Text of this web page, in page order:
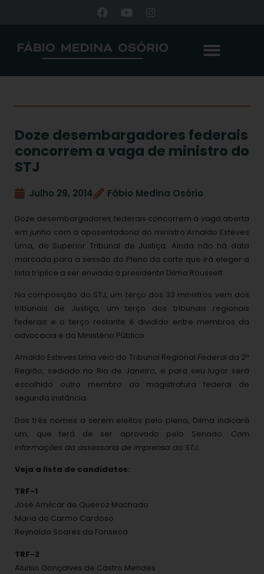
Doze desembargadores federais
concorrem a vaga de ministro do
STJ
Julho 29, 2014 Fábio Medina Osório
Doze desembargadores federais concorrem à vaga aberta
em junho com a aposentadoria do ministro Arnaldo Esteves
Lima, do Superior Tribunal de Justiça. Ainda não há data
marcada para a sessão do Pleno da corte que irá eleger a
lista tríplice a ser enviada à presidente Dilma Rousseff.
Na composição do STJ, um terço dos 33 ministros vem dos
tribunais de Justiça, um terço dos tribunais regionais
federais e o terço restante é dividido entre membros da
advocacia e do Ministério Público.
Arnaldo Esteves Lima veio do Tribunal Regional Federal da 2ª
Região, sediado no Rio de Janeiro, e para seu lugar será
escolhido outro membro da magistratura federal de
segunda instância.
Dos três nomes a serem eleitos pelo pleno, Dilma indicará
um, que terá de ser aprovado pelo Senado. Com
informações da assessoria de imprensa do STJ.
Veja a lista de candidatos:
TRF-1
José Amilcar de Queiroz Machado
Maria do Carmo Cardoso
Reynaldo Soares da Fonseca
TRF-2
Aluisio Gonçalves de Castro Mendes